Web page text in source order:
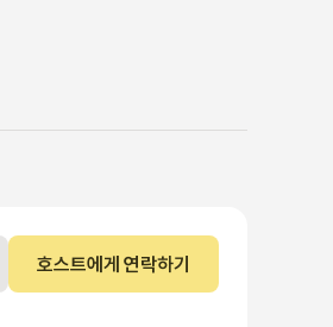
호스트에게 연락하기